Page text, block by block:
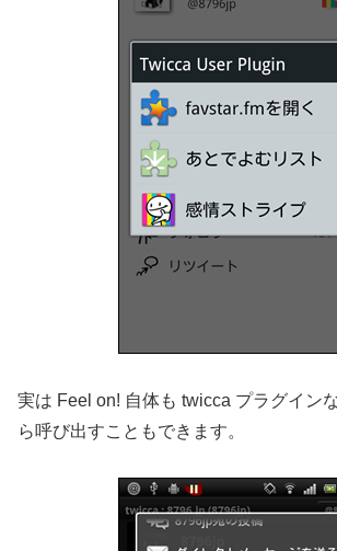
実は Feel on! 自体も twicca プラグイン
ら呼び出すこともできます。